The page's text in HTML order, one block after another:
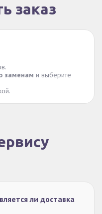
заказ
заменам и выберите
ли доставка